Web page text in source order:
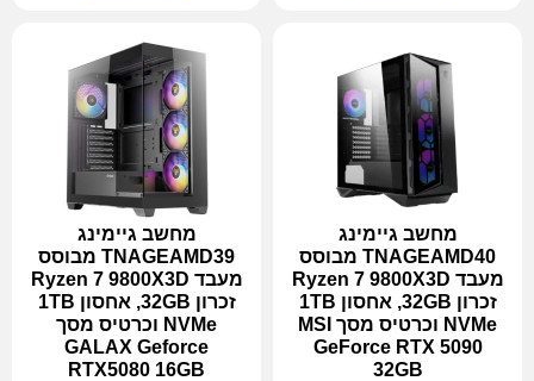
מחשב גיימינג
TNAGEAMD40 מבוסס
מעבד Ryzen 7 9800X3D
זכרון 32GB, אחסון 1TB
NVMe וכרטיס מסך MSI
GeForce RTX 5090
32GB
מחשב גיימינג
TNAGEAMD39 מבוסס
מעבד Ryzen 7 9800X3D
זכרון 32GB, אחסון 1TB
NVMe וכרטיס מסך
GALAX Geforce
RTX5080 16GB